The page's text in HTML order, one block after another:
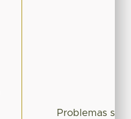
Problemas